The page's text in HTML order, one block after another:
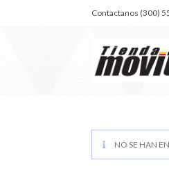
Contactanos (300)
NO SE HAN